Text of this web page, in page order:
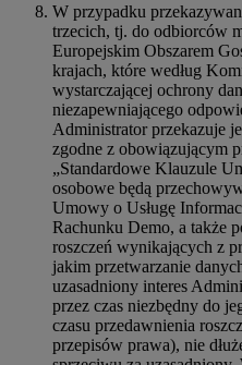
W przypadku
trzecich, tj. do odbiorców
Europejskim Obszarem
krajach, które według
wystarczającej ochrony
niezapewniającego
Administrator przekazuje
zgodne z obowiązującym
„Standardowe Klauzule
osobowe będą
Umowy o Usługę
Rachunku Demo, a także
roszczeń wynikających z
jakim przetwarzanie
uzasadniony interes
przez czas niezbędny do
czasu przedawnienia
przepisów prawa), nie